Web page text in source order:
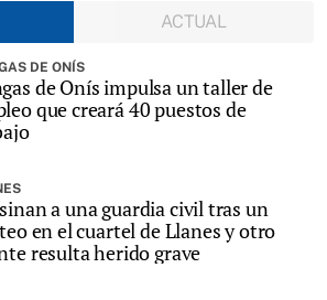
ACTUAL
DE ONÍS
de Onís impulsa un taller de
que creará 40 puestos de
a una guardia civil tras un
en el cuartel de Llanes y otro
resulta herido grave